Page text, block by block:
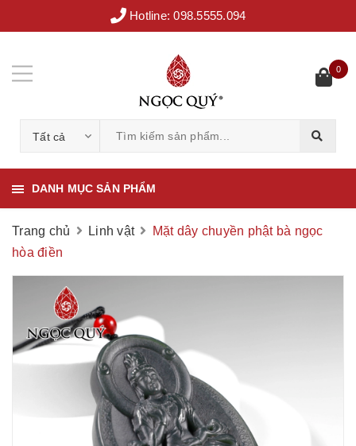
Hotline:098.5555.094
Tất cả
0
DANH MỤC SẢN PHẨM
Trang chủ Linh vật
Mặt dây chuyền phật bà ngọc
hòa điền